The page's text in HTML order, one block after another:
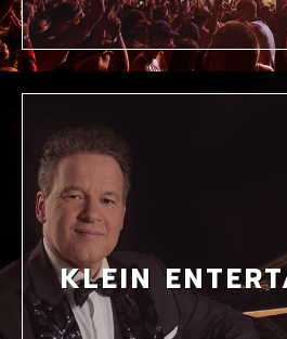
KLEIN